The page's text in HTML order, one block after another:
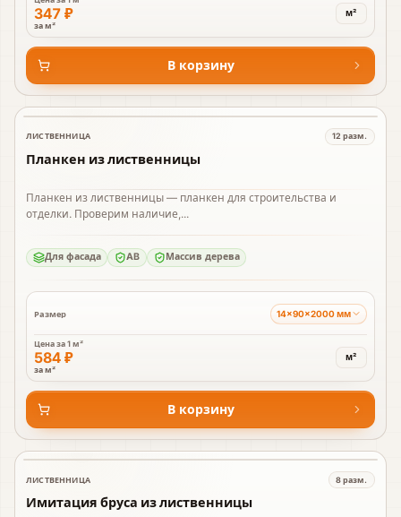
347 ₽
за м²
м²
В корзину
В наличии
ЛИСТВЕННИЦА 12 разм.
Планкен из лиственницы
Планкен из лиственницы — планкен для строительства и
отделки. Проверим наличие,...
Для фасада AB Массив дерева
Размер 14×90×2000 мм
Цена за1 м²
584 ₽
за м²
м²
В корзину
В наличии
ЛИСТВЕННИЦА 8разм.
Имитация бруса из лиственницы